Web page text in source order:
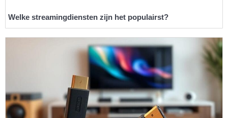
Welke streamingdiensten zijn het populairst?